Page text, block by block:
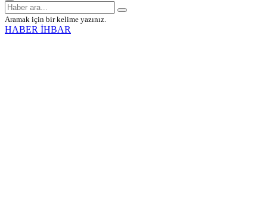
Aramak için bir kelime yazınız.
HABER İHBAR